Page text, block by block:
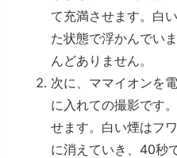
て充満させます。白
た状態で浮かんでい
んどありません。
次に、ママイオンを
に入れての撮影です
せます。白い煙はフ
に消えていき、40秒